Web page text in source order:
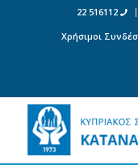
22 516112
Χρήσιμοι